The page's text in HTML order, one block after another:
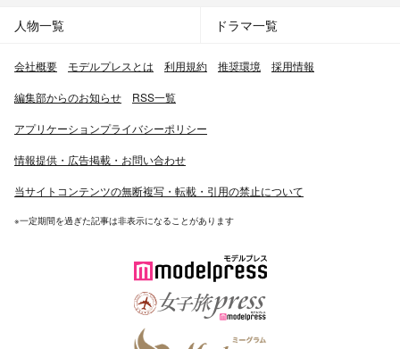
人物一覧 ドラマ一覧
会社概要 モデルプレスとは 利用規約 推奨環境 採用情報
編集部からのお知らせ RSS一覧
アプリケーションプライバシーポリシー
情報提供・広告掲載・お問い合わせ
当サイトコンテンツの無断複写・転載・引用の禁止について
※一定期間を過ぎた記事は非表示になることがあります